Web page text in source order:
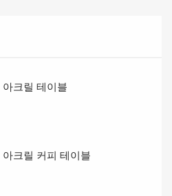
크릴 테이블
크릴 커피 테이블